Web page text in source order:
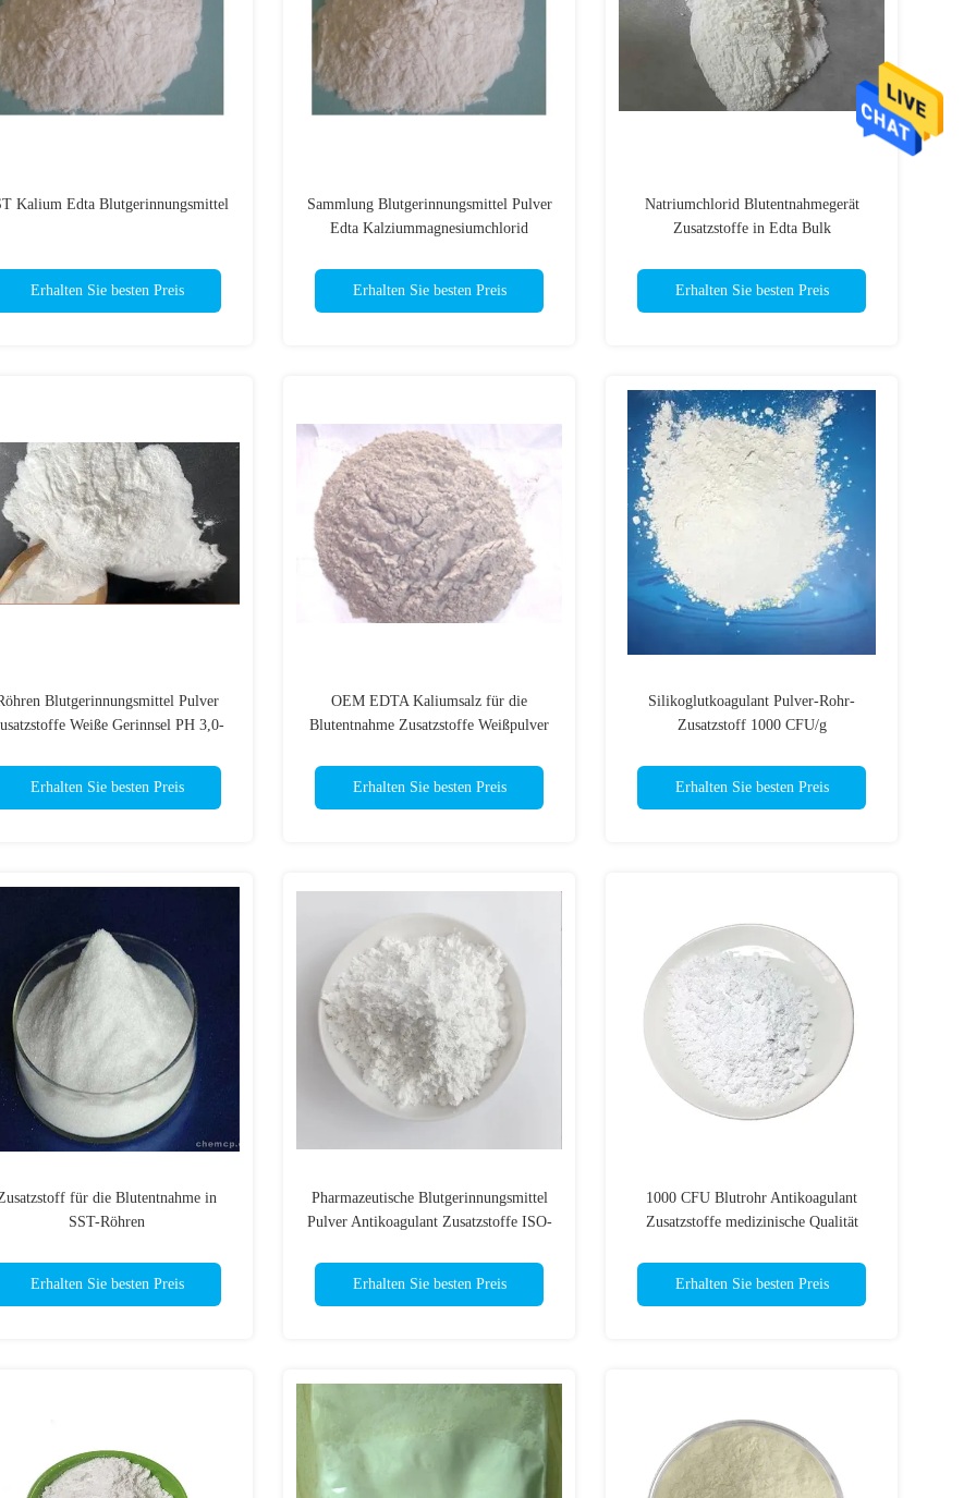
Kalium Edta Blutgerinnungsmittel
Erhalten Sie besten Preis
Sammlung Blutgerinnungsmittel Pulver
Edta Kalziummagnesiumchlorid
Erhalten Sie besten Preis
Natriumchlorid Blutentnahmegerät
Zusatzstoffe in Edta Bulk
Erhalten Sie besten Preis
Blutgerinnungsmittel Pulver
Weiße Gerinnsel PH 3,0-
Erhalten Sie besten Preis
OEM EDTA Kaliumsalz für die
Blutentnahme Zusatzstoffe Weißpulver
Erhalten Sie besten Preis
Silikoglutkoagulant Pulver-Rohr-
Zusatzstoff 1000 CFU/g
Erhalten Sie besten Preis
für die Blutentnahme in
SST-Röhren
Erhalten Sie besten Preis
Pharmazeutische Blutgerinnungsmittel
Pulver Antikoagulant Zusatzstoffe ISO-
Erhalten Sie besten Preis
1000 CFU Blutrohr Antikoagulant
Zusatzstoffe medizinische Qualität
Erhalten Sie besten Preis